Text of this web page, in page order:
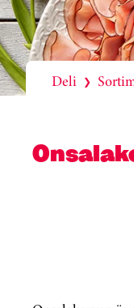
Deli ❯